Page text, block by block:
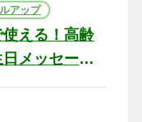
アップ
える！高齢
メッセージ